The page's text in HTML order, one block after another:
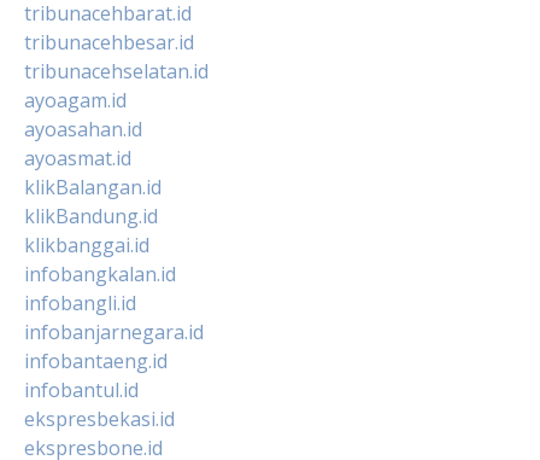
tribunacehbarat.id
tribunacehbesar.id
tribunacehselatan.id
ayoagam.id
ayoasahan.id
ayoasmat.id
klikBalangan.id
klikBandung.id
klikbanggai.id
infobangkalan.id
infobangli.id
infobanjarnegara.id
infobantaeng.id
infobantul.id
ekspresbekasi.id
ekspresbone.id